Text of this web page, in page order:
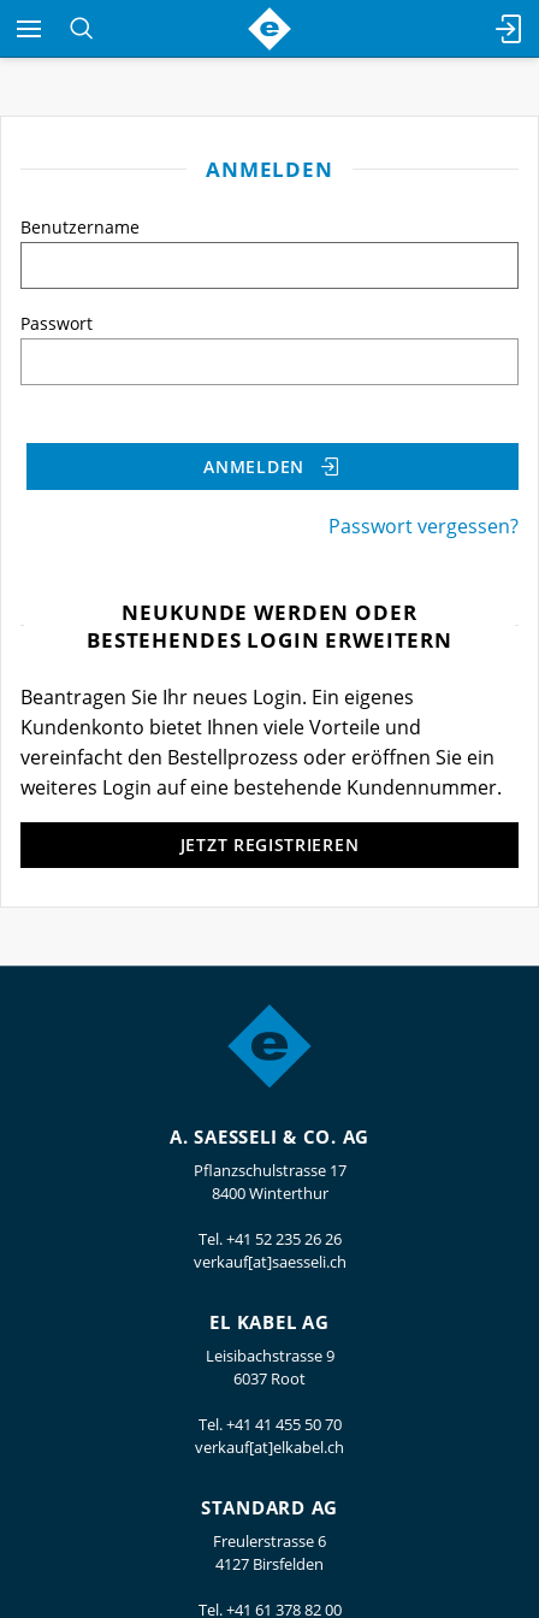
ANMELDEN
Benutzername
Passwort
ANMELDEN
Passwort vergessen?
NEUKUNDE WERDEN ODER
BESTEHENDES LOGIN ERWEITERN
Beantragen Sie Ihr neues Login. Ein eigenes
Kundenkonto bietet Ihnen viele Vorteile und
vereinfacht den Bestellprozess oder eröffnen Sie ein
weiteres Login auf eine bestehende Kundennummer.
JETZT REGISTRIEREN
A. SAESSELI & CO. AG
Pflanzschulstrasse 17
8400 Winterthur
Tel.+41 52 235 26 26
verkauf[at]saesseli.ch
EL KABEL AG
Leisibachstrasse 9
6037 Root
Tel.+41 41 455 50 70
verkauf[at]elkabel.ch
STANDARD AG
Freulerstrasse 6
4127 Birsfelden
Tel.+41 61 378 82 00